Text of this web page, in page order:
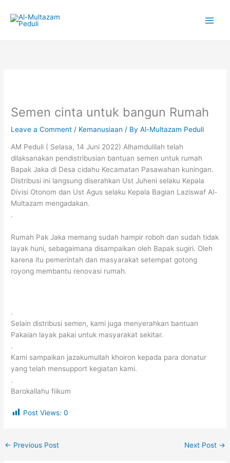
content
Semen cinta untuk bangun Rumah
Leave a Comment / Kemanusiaan / ByAl-Multazam Peduli
AM Peduli ( Selasa, 14 Juni 2022) Alhamdulilah telah
dilaksanakan pendistribusian bantuan semen untuk rumah
Bapak Jaka di Desa cidahu Kecamatan Pasawahan kuningan.
Distribusi ini langsung diserahkan Ust Juheni selaku Kepala
Divisi Otonom dan Ust Agus selaku Kepala Bagian Laziswaf Al-
Multazam mengadakan.
.
Rumah Pak Jaka memang sudah hampir roboh dan sudah tidak
layak huni, sebagaimana disampaikan oleh Bapak sugiri. Oleh
karena itu pemerintah dan masyarakat setempat gotong
royong membantu renovasi rumah.
.
Selain distribusi semen, kami juga menyerahkan bantuan
Pakaian layak pakai untuk masyarakat sekitar.
.
Kami sampaikan jazakumullah khoiron kepada para donatur
yang telah mensupport kegiatan kami.
.
Barokallahu fiikum
Post Views: 0
← Previous Post Next Post →